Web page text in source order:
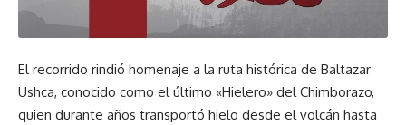
El recorrido rindió homenaje a la ruta histórica de Baltazar
Ushca, conocido como el último «Hielero» del Chimborazo,
quien durante años transportó hielo desde el volcán hasta